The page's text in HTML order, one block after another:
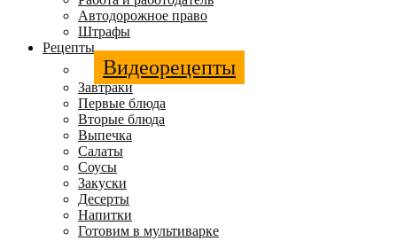
Автодорожное право
Штрафы
Рецепты
Видеорецепты
Завтраки
Первые блюда
Вторые блюда
Выпечка
Салаты
Соусы
Закуски
Десерты
Напитки
Готовим в мультиварке